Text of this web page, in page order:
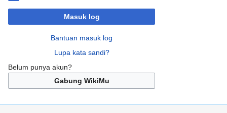
Masuk log
Bantuan masuk log
Lupa kata sandi?
Belum punya akun?
Gabung WikiMu